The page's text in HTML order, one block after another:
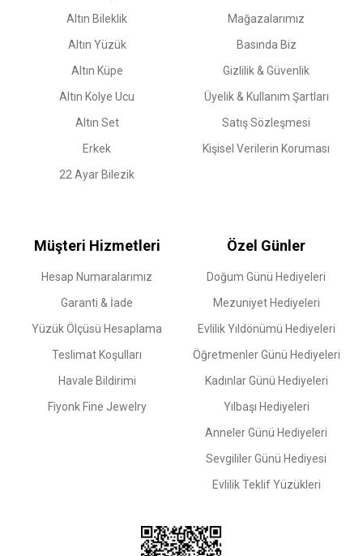
Altın Bileklik
Altın Yüzük
Altın Küpe
Altın Kolye Ucu
Altın Set
Erkek
22 Ayar Bilezik
Mağazalarımız
Basında Biz
Gizlilik & Güvenlik
Üyelik & Kullanım Şartları
Satış Sözleşmesi
Kişisel Verilerin Koruması
Müşteri Hizmetleri
Hesap Numaralarımız
Garanti & İade
Yüzük Ölçüsü Hesaplama
Teslimat Koşulları
Havale Bildirimi
Fiyonk Fine Jewelry
Özel Günler
Doğum Günü Hediyeleri
Mezuniyet Hediyeleri
Evlilik Yıldönümü Hediyeleri
Öğretmenler Günü Hediyeleri
Kadınlar Günü Hediyeleri
Yılbaşı Hediyeleri
Anneler Günü Hediyeleri
Sevgililer Günü Hediyesi
Evlilik Teklif Yüzükleri